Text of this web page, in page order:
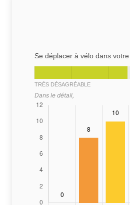
Se déplacer à vélo dans votre
TRÈS DÉSAGRÉABLE
Dans le détail,